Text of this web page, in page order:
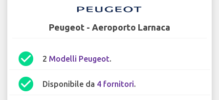
Peugeot - Aeroporto Larnaca
check_circle 2 Modelli Peugeot.
check_circle Disponibile da 4 fornitori.